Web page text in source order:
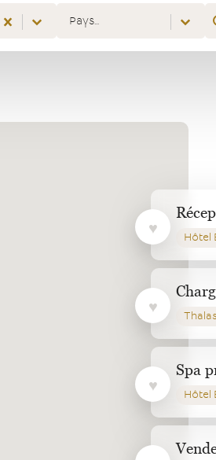
Pays
Pays
Hôtel
Spa
Hôtel